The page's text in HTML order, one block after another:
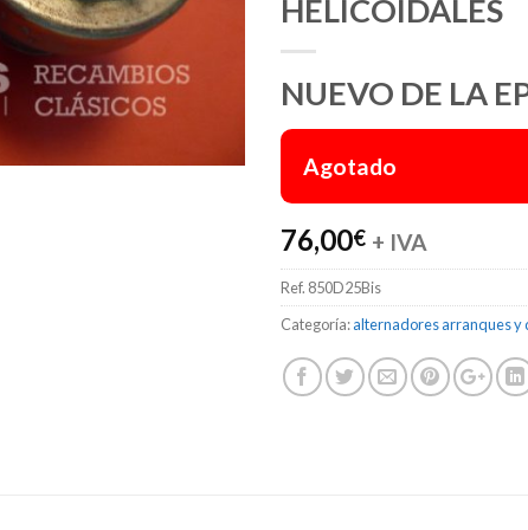
HELICOIDALES
NUEVO DE LA
Agotado
76,00€ + IVA
Ref. 850D25Bis
Categoría:alternadores arranques y